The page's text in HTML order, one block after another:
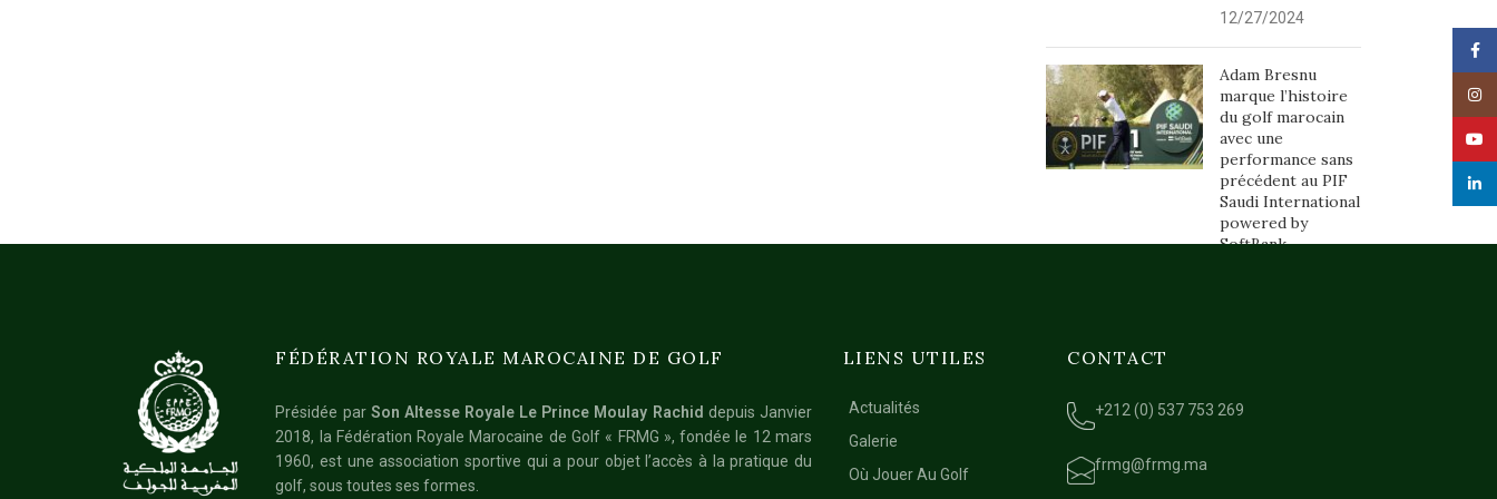
12/27/2024
Adam Bresnu
marque l’histoire
du golf marocain
avec une
performance sans
précédent au PIF
Saudi International
powered by
SoftBank
FÉDÉRATION ROYALE MAROCAINE DE GOLF
Présidée par Son Altesse Royale Le Prince Moulay Rachid depuis Janvier
2018, la Fédération Royale Marocaine de Golf « FRMG », fondée le 12 mars
1960, est une association sportive qui a pour objet l’accès à la pratique du
golf, sous toutes ses formes.
LIENS UTILES
Actualités
Galerie
Où Jouer Au Golf
CONTACT
+212 (0) 537 753 269
frmg@frmg.ma